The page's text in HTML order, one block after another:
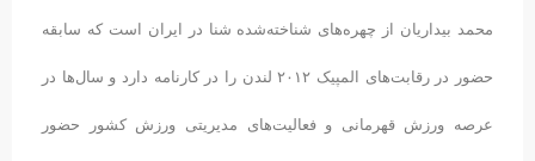
محمد بیداریان از چهره‌های شناخته‌شده شنا در ایران است که سابقه
حضور در رقابت‌های المپیک ۲۰۱۲ لندن را در کارنامه دارد و سال‌ها در
عرصه ورزش قهرمانی و فعالیت‌های مدیریتی ورزش کشور حضور